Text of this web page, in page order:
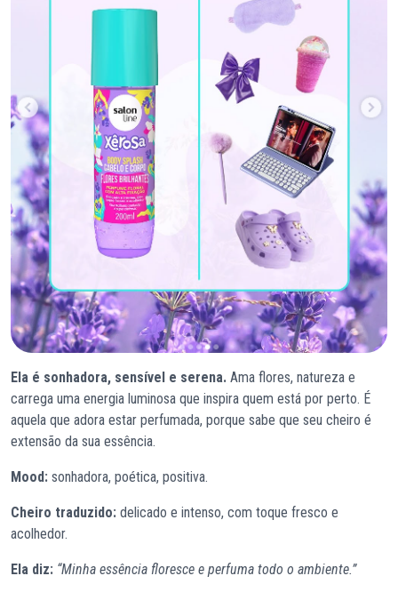
Ela é sonhadora, sensível e serena. Ama flores, natureza e
carrega uma energia luminosa que inspira quem está por perto. É
aquela que adora estar perfumada, porque sabe que seu cheiro é
extensão da sua essência.
Mood: sonhadora, poética, positiva.
Cheiro traduzido: delicado e intenso, com toque fresco e
acolhedor.
Ela diz: “Minha essência floresce e perfuma todo o ambiente.”